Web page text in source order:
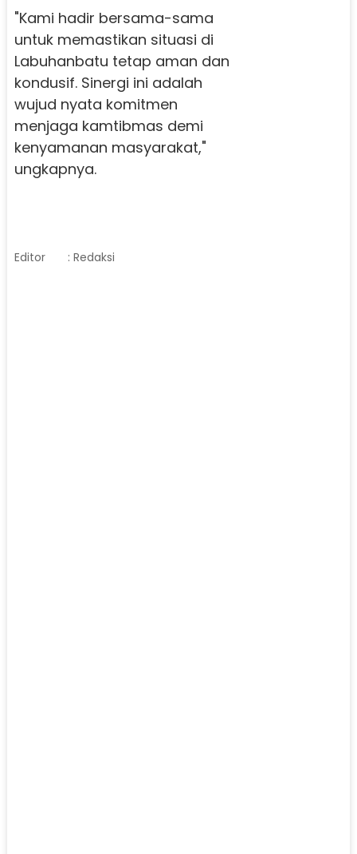
"Kami hadir bersama-sama
untuk memastikan situasi di
Labuhanbatu tetap aman dan
kondusif. Sinergi ini adalah
wujud nyata komitmen
menjaga kamtibmas demi
kenyamanan masyarakat,"
ungkapnya.
Editor : Redaksi